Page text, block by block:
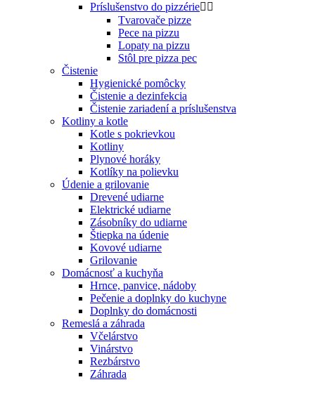
Príslušenstvo do pizzérie 
Tvarovače pizze
Pece na pizzu
Lopaty na pizzu
Stôl pre pizza pec
Čistenie
Hygienické pomôcky
Čistenie a dezinfekcia
Čistenie zariadení a príslušenstva
Kotliny a kotle
Kotle s pokrievkou
Kotliny
Plynové horáky
Kotlíky na polievku
Údenie a grilovanie
Drevené udiarne
Elektrické udiarne
Zásobníky do udiarne
Štiepka na údenie
Kovové udiarne
Grilovanie
Domácnosť a kuchyňa
Hrnce, panvice, nádoby
Pečenie a doplnky do kuchyne
Doplnky do domácnosti
Remeslá a záhrada
Včelárstvo
Vinárstvo
Rezbárstvo
Záhrada